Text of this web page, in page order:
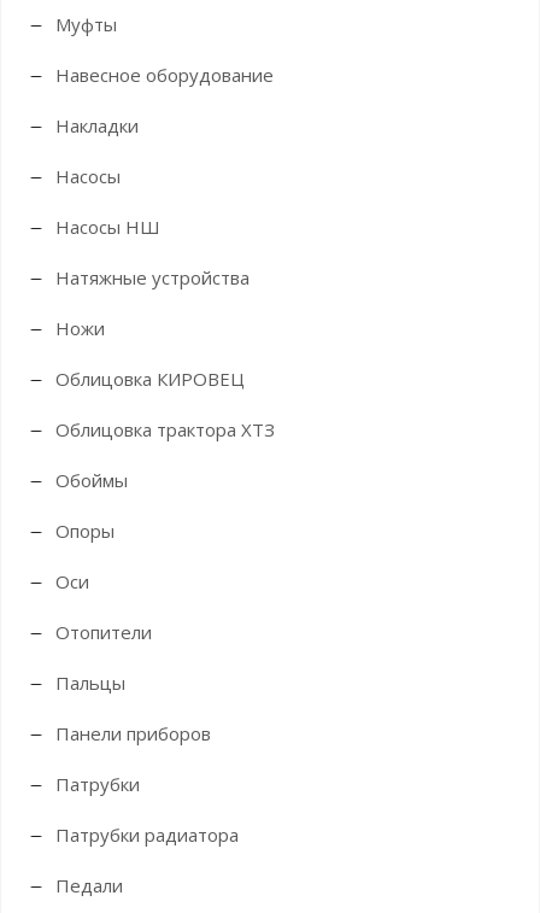
Муфты
Навесное оборудование
Накладки
Насосы
Насосы НШ
Натяжные устройства
Ножи
Облицовка КИРОВЕЦ
Облицовка трактора ХТЗ
Обоймы
Опоры
Оси
Отопители
Пальцы
Панели приборов
Патрубки
Патрубки радиатора
Педали